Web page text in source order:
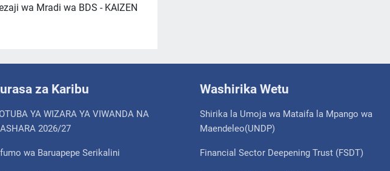
wa Mradi wa BDS - KAIZEN
za Karibu
YA WIZARA YA VIWANDA NA
2026/27
wa Baruapepe Serikalini
Washirika Wetu
Shirika la Umoja wa Mataifa la Mpango wa
Maendeleo(UNDP)
Financial Sector Deepening Trust (FSDT)